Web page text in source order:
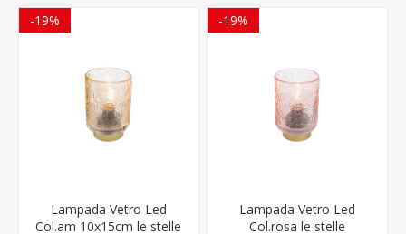
-19%
Lampada Vetro Led
Col.am 10x15cm le stelle
-19%
Lampada Vetro Led
Col.rosa le stelle